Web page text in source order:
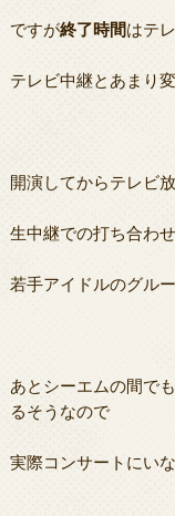
ですが終了時間はテ
テレビ中継とあまり
開演してからテレビ
生中継での打ち合わ
若手アイドルのグル
あとシーエムの間で
るそうなので
実際コンサートにい